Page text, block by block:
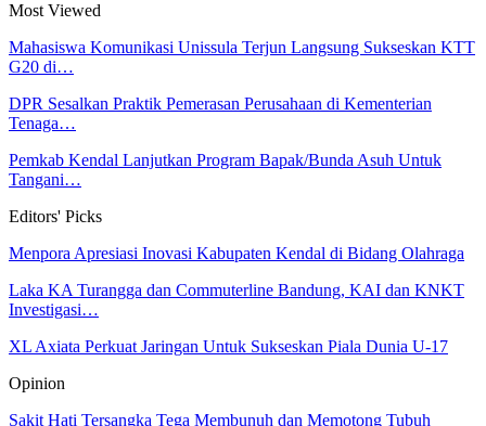
Most Viewed
Mahasiswa Komunikasi Unissula Terjun Langsung Sukseskan KTT
G20 di…
DPR Sesalkan Praktik Pemerasan Perusahaan di Kementerian
Tenaga…
Pemkab Kendal Lanjutkan Program Bapak/Bunda Asuh Untuk
Tangani…
Editors' Picks
Menpora Apresiasi Inovasi Kabupaten Kendal di Bidang Olahraga
Laka KA Turangga dan Commuterline Bandung, KAI dan KNKT
Investigasi…
XL Axiata Perkuat Jaringan Untuk Sukseskan Piala Dunia U-17
Opinion
Sakit Hati Tersangka Tega Membunuh dan Memotong Tubuh